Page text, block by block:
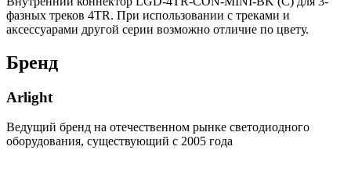
фазных треков 4TR. При использовании с треками и
аксессуарами другой серии возможно отличие по цвету.
Бренд
Arlight
Ведущий бренд на отечественном рынке светодиодного
оборудования, существующий с 2005 года